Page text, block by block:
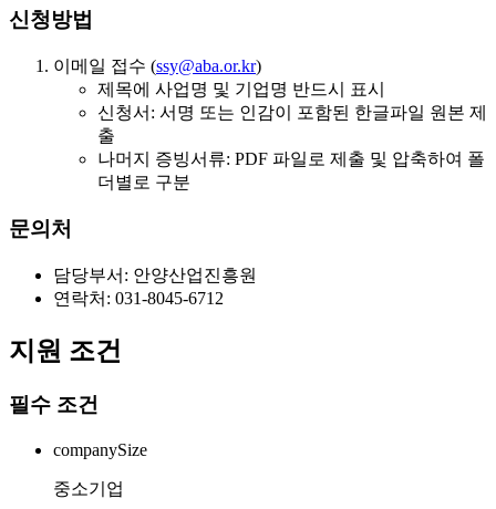
신청방법
이메일 접수 (ssy@aba.or.kr)
제목에 사업명 및 기업명 반드시 표시
신청서: 서명 또는 인감이 포함된 한글파일 원본 제
출
나머지 증빙서류: PDF 파일로 제출 및 압축하여 폴
더별로 구분
문의처
담당부서: 안양산업진흥원
연락처: 031-8045-6712
지원 조건
필수 조건
companySize
중소기업